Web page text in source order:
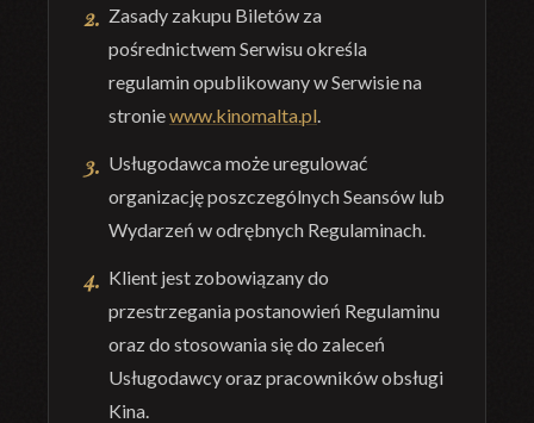
Zasady zakupu Biletów za
pośrednictwem Serwisu określa
regulamin opublikowany w Serwisie na
stroniewww.kinomalta.pl.
Usługodawca może uregulować
organizację poszczególnych Seansów lub
Wydarzeń w odrębnych Regulaminach.
Klient jest zobowiązany do
przestrzegania postanowień Regulaminu
oraz do stosowania się do zaleceń
Usługodawcy oraz pracowników obsługi
Kina.